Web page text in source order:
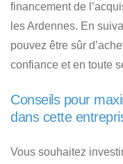
financement de
les Ardennes. En
pouvez être sûr
confiance et en toute
Conseils pour
dans cette
Vous souhaitez